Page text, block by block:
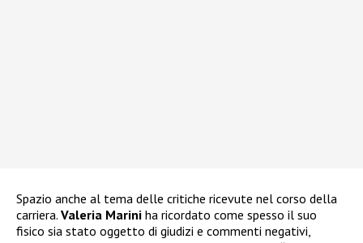
Spazio anche al tema delle critiche ricevute nel corso della
carriera. Valeria Marini ha ricordato come spesso il suo
fisico sia stato oggetto di giudizi e commenti negativi,